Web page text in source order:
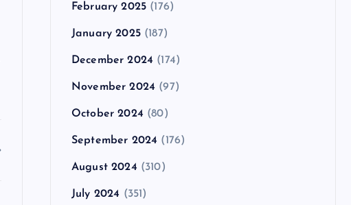
February 2025 (176)
January 2025(187)
December 2024 (174)
November 2024 (97)
October 2024 (80)
September 2024 (176)
August 2024 (310)
July 2024 (351)